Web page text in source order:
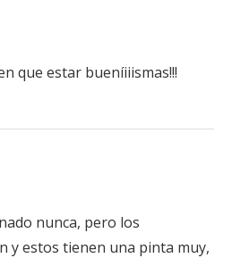
que estar bueníiiismas!!!
nunca, pero los
y estos tienen una pinta muy,